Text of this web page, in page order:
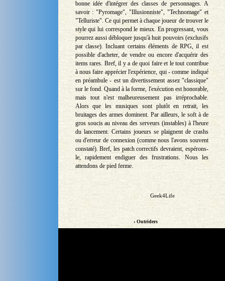
bonne idée d'intégrer des classes de personnages. A
savoir : "Pyromage", "Illusionniste", "Technomage" et
"Telluriste". Ce qui permet à chaque joueur de trouver le
style qui lui correspond le mieux. En progressant, vous
pourrez aussi débloquer jusqu'à huit pouvoirs (exclusifs
par classe). Incluant certains éléments de RPG, il est
possible d'acheter, de vendre ou encore d'acquérir des
items rares. Bref, il y a de quoi faire et le tout contribue
à nous faire apprécier l'expérience, qui - comme indiqué
en préambule - est un divertissement assez "classique"
sur le fond. Quand à la forme, l'exécution est honorable,
mais tout n'est malheureusement pas irréprochable.
Alors que les musiques sont plutôt en retrait, les
bruitages des armes dominent. Par ailleurs, le soft à de
gros soucis au niveau des serveurs (instables) à l'heure
du lancement. Certains joueurs se plaignent de crashs
ou d'erreur de connexion (comme nous l'avons souvent
constaté). Bref, les patch correctifs devraient, espérons-
le, rapidement endiguer des frustrations. Nous les
attendons de pied ferme.
Geek4Life
› Outriders